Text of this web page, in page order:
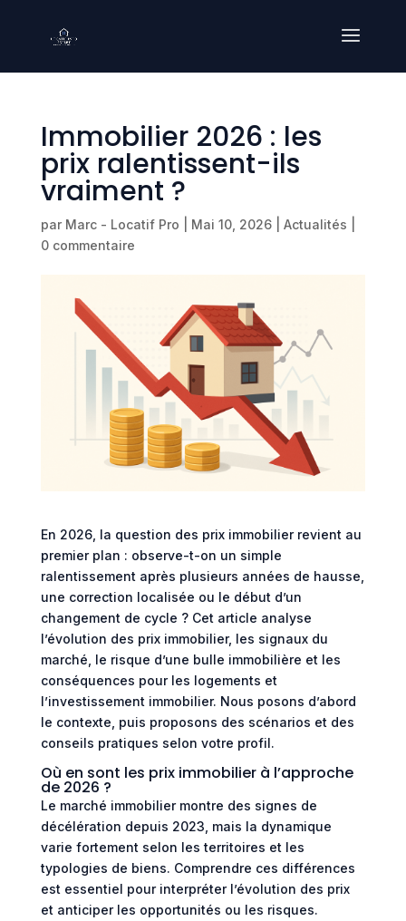
Immobilier 2026 : les
prix ralentissent-ils
vraiment ?
par Marc - Locatif Pro Mai 10, 2026| Actualités
0 commentaire
En 2026, la question des prix immobilier revient au
premier plan : observe-t-on un simple
ralentissement après plusieurs années de hausse,
une correction localisée ou le début d’un
changement de cycle ? Cet article analyse
l’évolution des prix immobilier, les signaux du
marché, le risque d’une bulle immobilière et les
conséquences pour les logements et
l’investissement immobilier. Nous posons d’abord
le contexte, puis proposons des scénarios et des
conseils pratiques selon votre profil.
Où en sont les prix immobilier à l’approche
de 2026 ?
Le marché immobilier montre des signes de
décélération depuis 2023, mais la dynamique
varie fortement selon les territoires et les
typologies de biens. Comprendre ces différences
est essentiel pour interpréter l’évolution des prix
et anticiper les opportunités ou les risques.